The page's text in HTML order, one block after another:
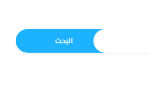
البحث